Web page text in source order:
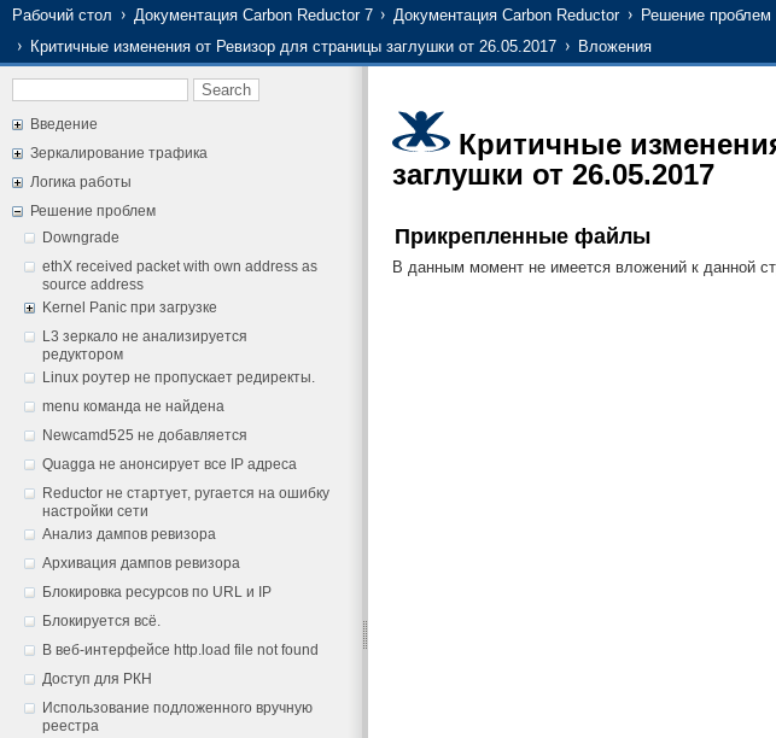
Рабочий стол Документация Carbon Reductor 7 Документация Carbon Reductor
Решение проблем
Критичные изменения от Ревизор для страницы заглушки от 26.05.2017
Вложения
Введение
Зеркалирование трафика
Логика работы
Решение проблем
Downgrade
ethX received packet with own address as
source address
Kernel Panic при загрузке
L3 зеркало не анализируется
редуктором
Linux роутер не пропускает редиректы.
menu команда не найдена
Newcamd525 не добавляется
Quagga не анонсирует все IP адреса
Reductor не стартует, ругается на ошибку
настройки сети
Анализ дампов ревизора
Архивация дампов ревизора
Блокировка ресурсов по URL и IP
Блокируется всё.
В веб-интерфейсе http.load file not found
Доступ для РКН
Использование подложенного вручную
реестра
Критичные
заглушки от 26.05.2017
Прикрепленные файлы
В данным момент не имеется вложений к данной